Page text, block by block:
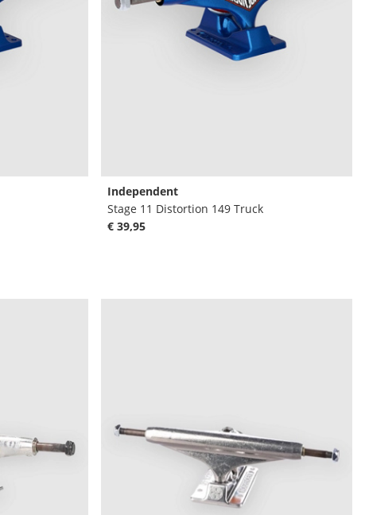
Independent
Stage 11 Distortion 149 Truck
€ 39,95